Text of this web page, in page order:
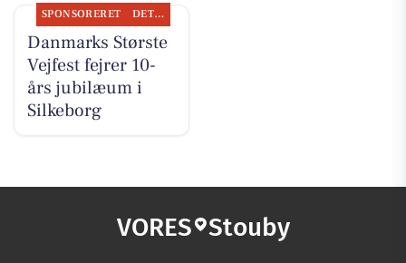
SPONSORERET DET SKER
Danmarks Største
Vejfest fejrer 10-
års jubilæum i
Silkeborg
VORES Stouby